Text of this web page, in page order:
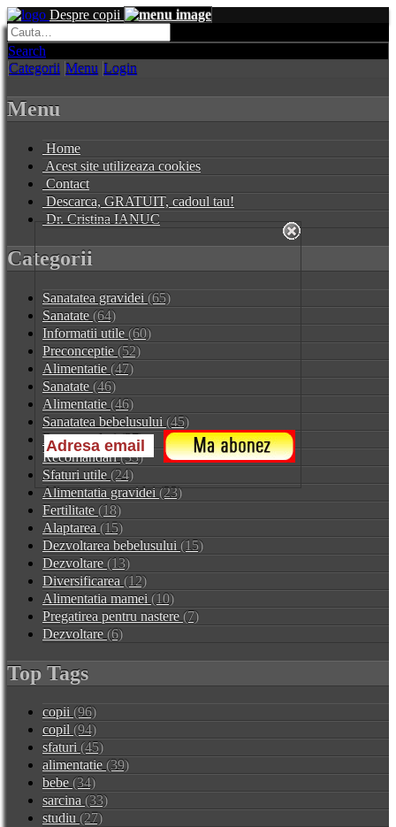
Despre copii
Search
Categorii Menu Login
Menu
Home
Acest site utilizeaza cookies
Contact
Descarca, GRATUIT, cadoul tau!
Dr. Cristina IANUC
Categorii
Sanatatea gravidei (65)
Sanatate (64)
Informatii utile (60)
Preconceptie (52)
Alimentatie (47)
Sanatate (46)
Alimentatie (46)
Sanatatea bebelusului (45)
Recomandari(37)
Recomandari(33)
Sfaturi utile (24)
Alimentatia gravidei (23)
Fertilitate (18)
Alaptarea (15)
Dezvoltarea bebelusului (15)
Dezvoltare (13)
Diversificarea (12)
Alimentatia mamei (10)
Pregatirea pentru nastere (7)
Dezvoltare (6)
Top Tags
copii (96)
copil (94)
sfaturi (45)
alimentatie (39)
bebe (34)
sarcina (33)
studiu (27)